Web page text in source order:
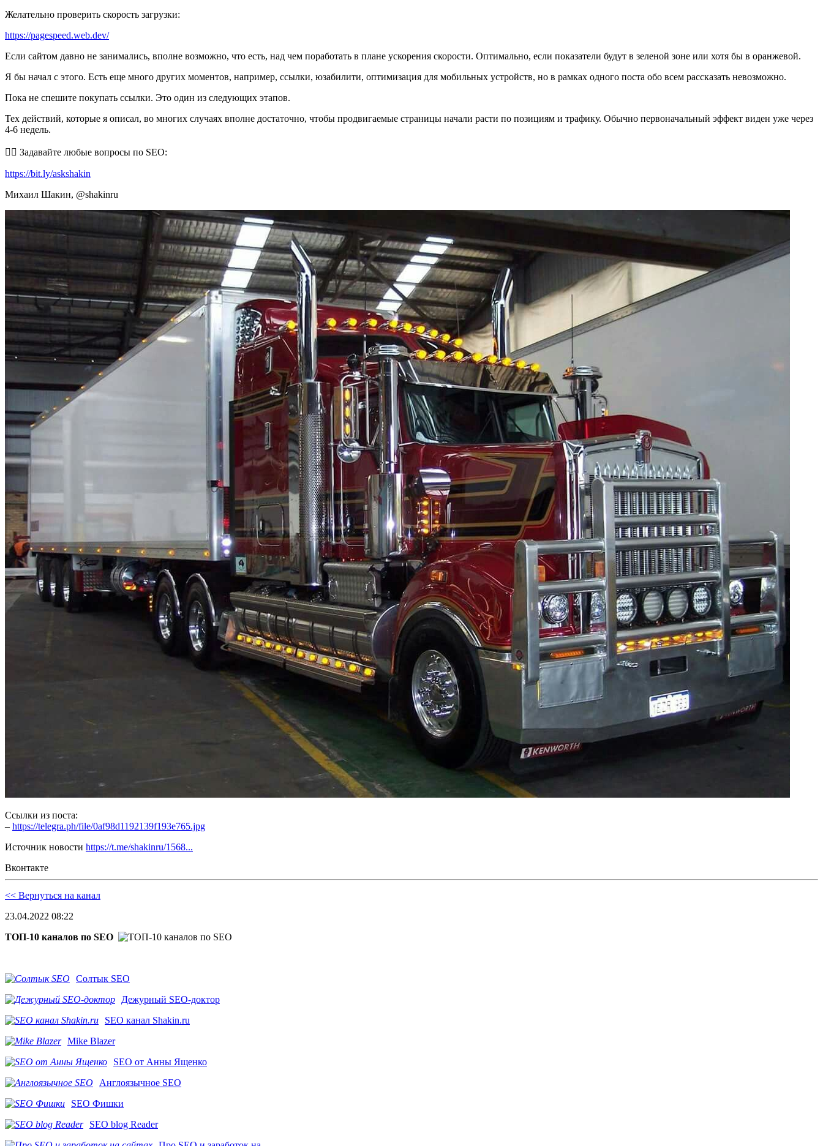
Желательно проверить скорость загрузки:
https://pagespeed.web.dev/
Если сайтом давно не занимались, вполне возможно, что есть, над чем поработать в плане ускорения скорости. Оптимально, если показатели будут в зеленой зоне или хотя бы в оранжевой.
Я бы начал с этого. Есть еще много других моментов, например, ссылки, юзабилити, оптимизация для мобильных устройств, но в рамках одного поста обо всем рассказать невозможно.
Пока не спешите покупать ссылки. Это один из следующих этапов.
Тех действий, которые я описал, во многих случаях вполне достаточно, чтобы продвигаемые страницы начали расти по позициям и трафику. Обычно первоначальный эффект виден уже через
4-6 недель.
✍🏻 Задавайте любые вопросы по SEO:
https://bit.ly/askshakin
Михаил Шакин, @shakinru
Ссылки из поста:
– https://telegra.ph/file/0af98d1192139f193e765.jpg
Источник новости https://t.me/shakinru/1568...
Вконтакте
<< Вернуться на канал
23.04.2022 08:22
ТОП-10 каналов по SEO
Солтык SEO
Дежурный SEO-доктор
SEO канал Shakin.ru
Mike Blazer
SEO от Анны Ященко
Англоязычное SEO
SEO Фишки
SEO blog Reader